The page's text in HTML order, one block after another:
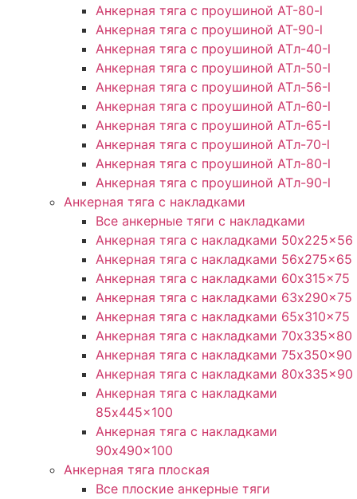
Анкерная тяга с проушиной AT-80-l
Анкерная тяга с проушиной AT-90-l
Анкерная тяга с проушиной АТл-40-l
Анкерная тяга с проушиной ATл-50-l
Анкерная тяга с проушиной ATл-56-l
Анкерная тяга с проушиной ATл-60-l
Анкерная тяга с проушиной ATл-65-l
Анкерная тяга с проушиной ATл-70-l
Анкерная тяга с проушиной ATл-80-l
Анкерная тяга с проушиной ATл-90-l
Анкерная тяга с накладками
Все анкерные тяги с накладками
Анкерная тяга с накладками 50x225x56
Анкерная тяга с накладками 56x275x65
Анкерная тяга с накладками 60x315x75
Анкерная тяга с накладками 63x290x75
Анкерная тяга с накладками 65x310x75
Анкерная тяга с накладками 70x335x80
Анкерная тяга с накладками 75x350x90
Анкерная тяга с накладками 80x335x90
Анкерная тяга с накладками
85x445x100
Анкерная тяга с накладками
90x490x100
Анкерная тяга плоская
Все плоские анкерные тяги